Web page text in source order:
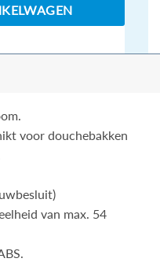
voor gat 90mm chroom
voor douchebakken
van max. 54